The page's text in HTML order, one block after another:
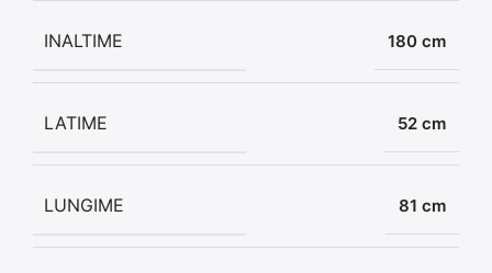
INALTIME 180 cm
LATIME 52 cm
LUNGIME 81 cm